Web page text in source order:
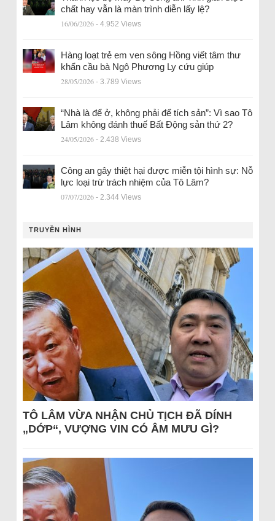
chất hay vẫn là màn trình diễn lấy lệ?
16/06/2026 - 4.952 Views
Hàng loạt trẻ em ven sông Hồng viết tâm thư
khẩn cầu bà Ngô Phương Ly cứu giúp
28/05/2026 - 3.789 Views
“Nhà là để ở, không phải để tích sản”: Vì sao Tô
Lâm không đánh thuế Bất Động sản thứ 2?
24/05/2026 - 2.438 Views
Công an gây thiệt hại được miễn tội hình sự: Nỗ
lực loại trừ trách nhiệm của Tô Lâm?
07/07/2026 - 2.344 Views
TRUYỀN HÌNH
TÔ LÂM VỪA NHẬN CHỦ TỊCH ĐÃ DÍNH
„DỚP“, VƯỢNG VIN CÓ ÂM MƯU GÌ?